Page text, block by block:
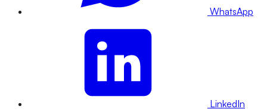
WhatsApp
LinkedIn